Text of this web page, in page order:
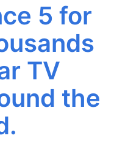
5 for
TV
the